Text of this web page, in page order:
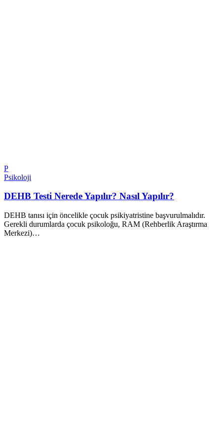
P
Psikoloji
DEHB Testi Nerede Yapılır? Nasıl Yapılır?
DEHB tanısı için öncelikle çocuk psikiyatristine başvurulmalıdır.
Gerekli durumlarda çocuk psikoloğu, RAM (Rehberlik Araştırma
Merkezi)…